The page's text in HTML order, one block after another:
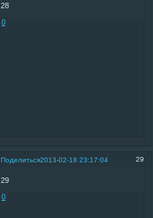
28
0
Поделиться 29
2013-02-18 23:17:04
29
0